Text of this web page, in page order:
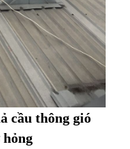
cầu thông gió